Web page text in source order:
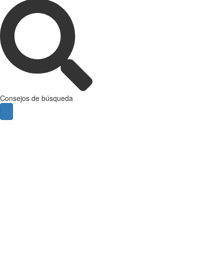
Consejos de búsqueda